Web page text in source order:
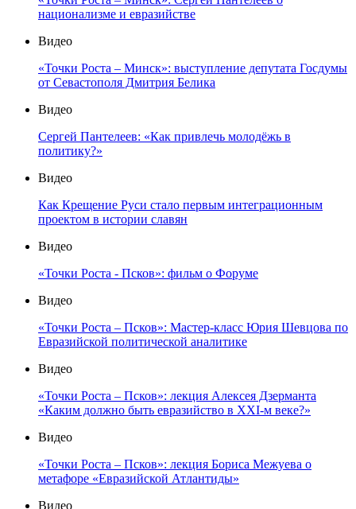
национализме и евразийстве
Видео
«Точки Роста – Минск»: выступление депутата Госдумы
от Севастополя Дмитрия Белика
Видео
Сергей Пантелеев: «Как привлечь молодёжь в
политику?»
Видео
Как Крещение Руси стало первым интеграционным
проектом в истории славян
Видео
«Точки Роста - Псков»: фильм о Форуме
Видео
«Точки Роста – Псков»: Мастер-класс Юрия Шевцова по
Евразийской политической аналитике
Видео
«Точки Роста – Псков»: лекция Алексея Дзерманта
«Каким должно быть евразийство в XXI-м веке?»
Видео
«Точки Роста – Псков»: лекция Бориса Межуева о
метафоре «Евразийской Атлантиды»
Видео